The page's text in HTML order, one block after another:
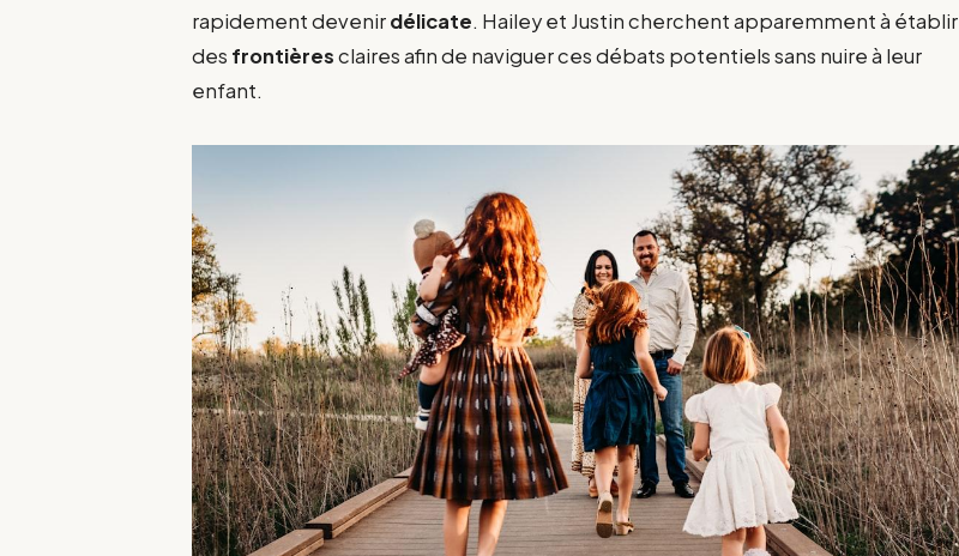
rapidement devenirdélicate. Hailey et Justin cherchent apparemment à établir
des frontièresclaires afin de naviguer ces débats potentiels sans nuire à leur
enfant.